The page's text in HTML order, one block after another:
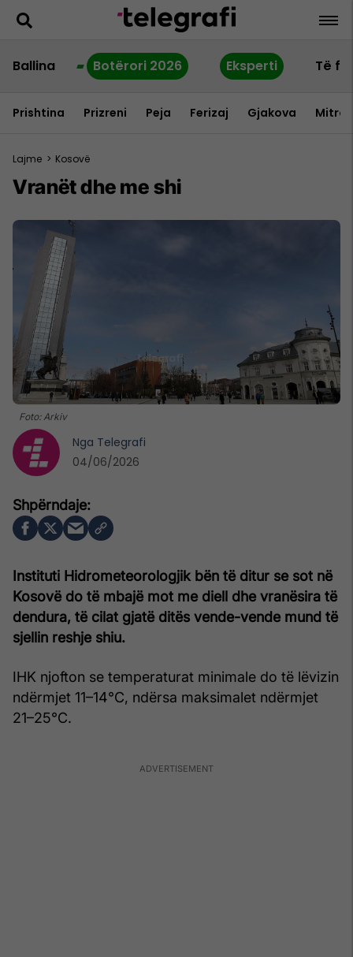
Ballina Botërori 2026 Eksperti Të
Prishtina Prizreni Peja Ferizaj Gjakova
Lajme > Kosovë
Vranët dhe me shi
Foto: Arkiv
Instituti Hidrometeorologjik bën të ditur se sot në
Kosovë do të mbajë mot me diell dhe vranësira të
dendura, të cilat gjatë ditës vende-vende mund të
sjellin reshje shiu.
IHK njofton se temperaturat minimale do të lëvizin
ndërmjet 11–14°C, ndërsa maksimalet ndërmjet
21–25°C.
Nga Telegrafi
04/06/2026